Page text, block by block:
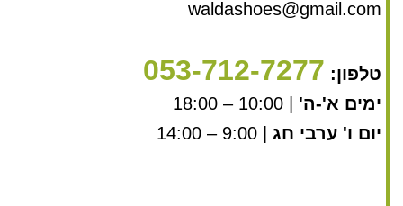
waldashoes@gmail.com
טלפון: 053-712-7277
ימים א'-ה' | 10:00 – 18:00
יום ו' ערבי חג | 9:00 – 14:00